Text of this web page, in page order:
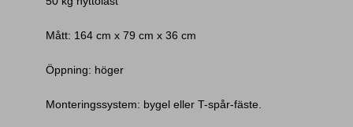
Mått: 164 cm x 79 cm x 36 cm
Öppning: höger
Monteringssystem: bygel eller T-spår-fäste.